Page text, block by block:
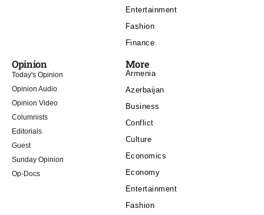
Entertainment
Fashion
Finance
Opinion
Today's Opinion
Opinion Audio
Opinion Video
Columnists
Editorials
Guest
Sunday Opinion
Op-Docs
More
Armenia
Azerbaijan
Business
Conflict
Culture
Economics
Economy
Entertainment
Fashion